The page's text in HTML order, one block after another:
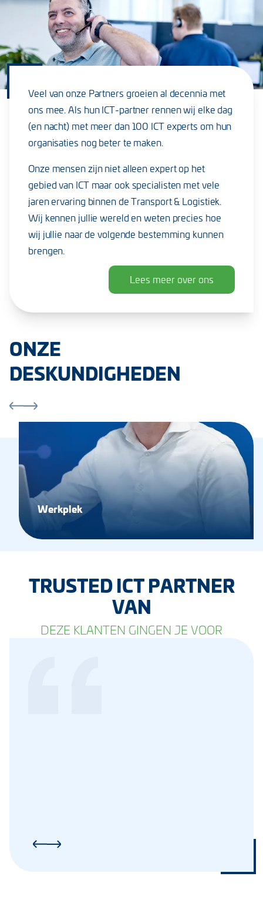
Veel van onze Partners groeien al decennia met
ons mee. Als hun ICT-partner rennen wij elke dag
(en nacht) met meer dan 100 ICT experts om hun
organisaties nog beter te maken.
Onze mensen zijn niet alleen expert op het
gebied van ICT maar ook specialisten met vele
jaren ervaring binnen de Transport & Logistiek.
Wij kennen jullie wereld en weten precies hoe
wij jullie naar de volgende bestemming kunnen
brengen.
Lees meer over ons
ONZE
DESKUNDIGHEDEN
Werkplek
TRUSTED ICT PARTNER
VAN
DEZE KLANTEN GINGEN JE VOOR